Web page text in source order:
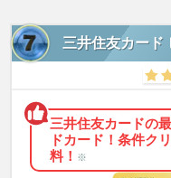
三井住友カード
三井住友カードの
ドカード！条件ク
料！ ※